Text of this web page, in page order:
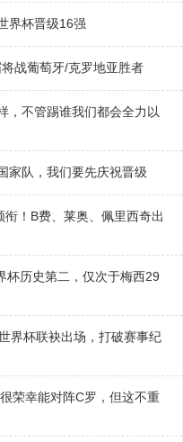
界杯晋级16强
战葡萄牙/克罗地亚胜者
，不管踢谁我们都会全力以
家队，我们要先庆祝晋级
！B费、莱奥、佩里西奇出
杯历史第二，仅次于梅西29
界杯联袂出场，打破赛事纪
荣幸能对阵C罗，但这不重